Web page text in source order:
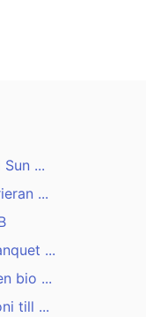
...
...
...
bio ...
till ...